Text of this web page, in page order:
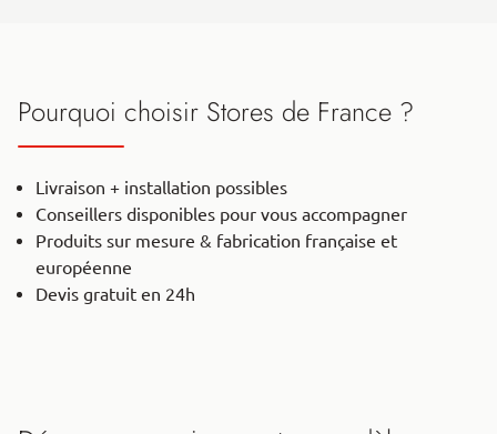
Pourquoi choisir Stores de France ?
Livraison + installation possibles
Conseillers disponibles pour vous accompagner
Produits sur mesure & fabrication française et
européenne
Devis gratuit en 24h